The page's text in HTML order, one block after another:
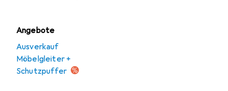
Angebote
Ausverkauf
Möbelgleiter +
Schutzpuffer